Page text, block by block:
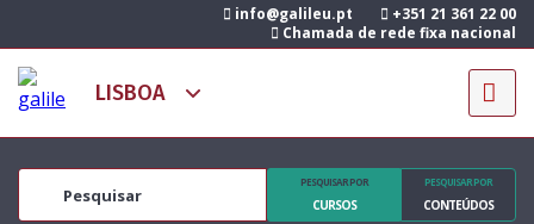
info@galileu.pt
+351 21 361 22 00
Chamada de rede fixa nacional
PESQUISAR POR
CURSOS
PESQUISAR POR
CONTEÚDOS